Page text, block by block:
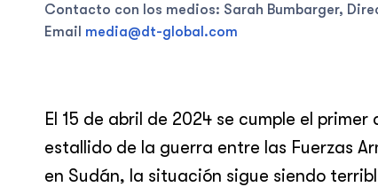
Contacto con los medios: Sarah Bumbarger,
Email media@dt-global.com
El 15 de abril de 2024 se cumple el
estallido de la guerra entre las Fuerzas
en Sudán, la situación sigue siendo